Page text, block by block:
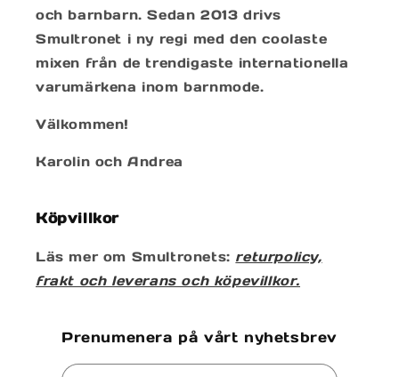
och barnbarn. Sedan 2013 drivs
Smultronet i ny regi med den coolaste
mixen från de trendigaste internationella
varumärkena inom barnmode.
Välkommen!
Karolin och Andrea
Köpvillkor
Läs mer om Smultronets: returpolicy,
frakt och leverans och köpevillkor.
Prenumenera på vårt nyhetsbrev